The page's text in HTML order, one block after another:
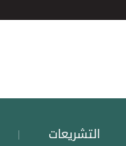
التشريعات |